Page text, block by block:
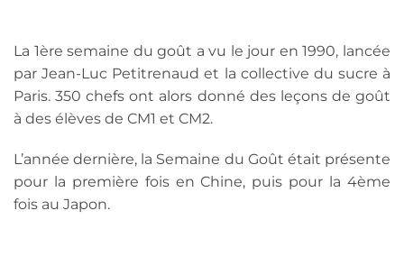
La 1ère semaine du goût a vu le jour en 1990, lancée
par Jean-Luc Petitrenaud et la collective du sucre à
Paris. 350 chefs ont alors donné des leçons de goût
à des élèves de CM1 et CM2.
L’année dernière, la Semaine du Goût était présente
pour la première fois en Chine, puis pour la 4ème
fois au Japon.